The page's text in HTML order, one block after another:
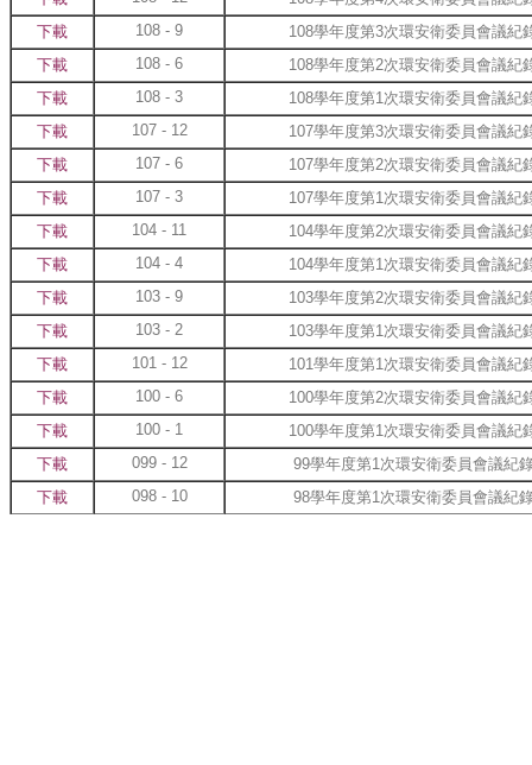
下載
108 - 9
108學年度第3次環安衛委員會議紀
下載
108 - 6
108學年度第2次環安衛委員會議紀
下載
108 - 3
108學年度第1次環安衛委員會議紀
下載
107 - 12
107學年度第3次環安衛委員會議紀
下載
107 - 6
107學年度第2次環安衛委員會議紀
下載
107 - 3
107學年度第1次環安衛委員會議紀
下載
104 - 11
104學年度第2次環安衛委員會議紀
下載
104 - 4
104學年度第1次環安衛委員會議紀
下載
103 - 9
103學年度第2次環安衛委員會議紀
下載
103 - 2
103學年度第1次環安衛委員會議紀
下載
101 - 12
101學年度第1次環安衛委員會議紀
下載
100 - 6
100學年度第2次環安衛委員會議紀
下載
100 - 1
100學年度第1次環安衛委員會議紀
下載
099 - 12
99學年度第1次環安衛委員會議紀
下載
098 - 10 98學年度第1次環安衛委員會議紀